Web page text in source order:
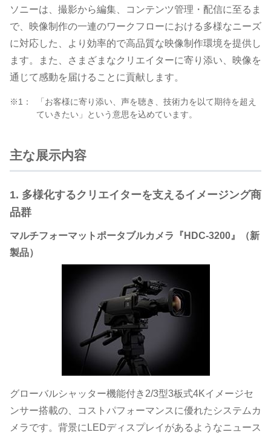
ソニーは、撮影から編集、コンテンツ管理・配信に至るま
で、映像制作の一連のワークフローにおける多様なニーズ
に対応した、より効率的で高品質な映像制作環境を提供し
ます。また、さまざまなクリエイターに寄り添い、映像を
通じて感動を届けることに貢献します。
※1：
「お客様に寄り添い、声を聴き、技術力を以て期待を超え
ていきたい」という意思を込めています。
主な展示内容
1. 多様化するクリエイターを支えるイメージング商
品群
マルチフォーマットポータブルカメラ『HDC-3200』（新
製品）
グローバルシャッター機能付き2/3型3板式4Kイメージセ
ンサー搭載の、コストパフォーマンスに優れたシステムカ
メラです。背景にLEDディスプレイがあるようなニュース